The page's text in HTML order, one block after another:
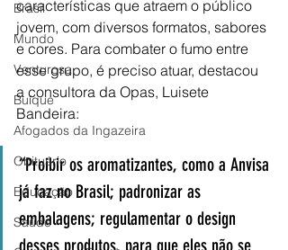
Brasil
Mundo
Venturosa
Buíque
Afogados da Ingazeira
Obituário
Educação
Saúde
características que atraem o público
jovem, com diversos formatos, sabores
e cores. Para combater o fumo entre
esse grupo, é preciso atuar, destacou
a consultora da Opas, Luisete
Bandeira:
“Proibir os aromatizantes, como a Anvisa
já faz no Brasil; padronizar as
embalagens; regulamentar o design
desses produtos, para que eles não se